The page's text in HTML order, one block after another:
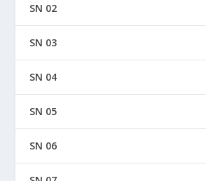
SN 02
SN 03
SN 04
SN 05
SN 06